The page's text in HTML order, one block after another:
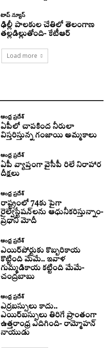
టాప్ న్యూస్
ఢిల్లీ పాలకుల చేతిలో తెలంగాణ
తల్లడిల్లుతోంది- కేటీఆర్
Load more
ఆంధ్ర ప్రదేశ్
ఏపీలో చాపకింద నీరులా
విస్తరిస్తున్న గంజాయి అమ్మకాలు
ఆంధ్ర ప్రదేశ్
ఏపీ వ్యాప్తంగా వైసీపీ రిలే నిరాహార
దీక్షలు
ఆంధ్ర ప్రదేశ్
రాష్ట్రంలో 74కు పైగా
రైల్వేస్టేషన్‌లను ఆధునీకరిస్తున్నాం-
ప్రధాని మోదీ
ఆంధ్ర ప్రదేశ్
ఎయిర్‌పోర్టుకు కొబ్బరికాయ
కొట్టింది మేమే.. ఇవాళ
గుమ్మడికాయ కట్టింది మేమే-
చంద్రబాబు
ఆంధ్ర ప్రదేశ్
ఎర్రబస్సులు కాదు..
ఎయిర్‌బస్సులు తిరిగే ప్రాంతంగా
ఉత్తరాంధ్ర ఎదిగింది- రామ్మోహన్
నాయుడు